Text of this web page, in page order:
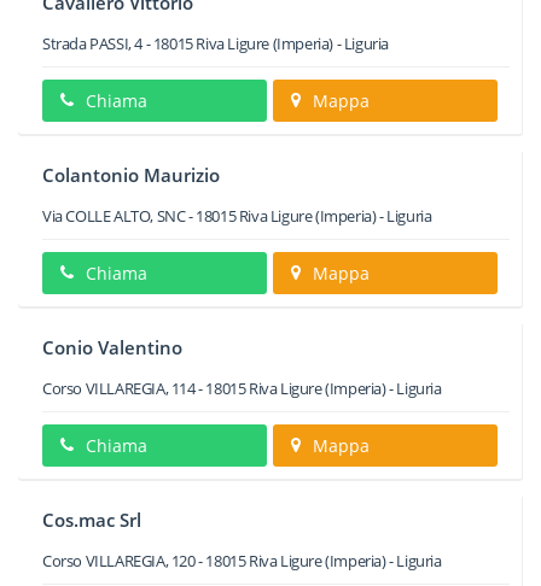
Strada PASSI, 4-18015Riva Ligure(Imperia) -Liguria
Chiama Mappa
Colantonio Maurizio
Via COLLE ALTO, SNC-18015 Riva Ligure(Imperia) -Liguria
Chiama Mappa
Conio Valentino
Corso VILLAREGIA, 114-18015Riva Ligure(Imperia) -Liguria
Chiama Mappa
Cos.mac Srl
Corso VILLAREGIA, 120-18015Riva Ligure(Imperia) -Liguria